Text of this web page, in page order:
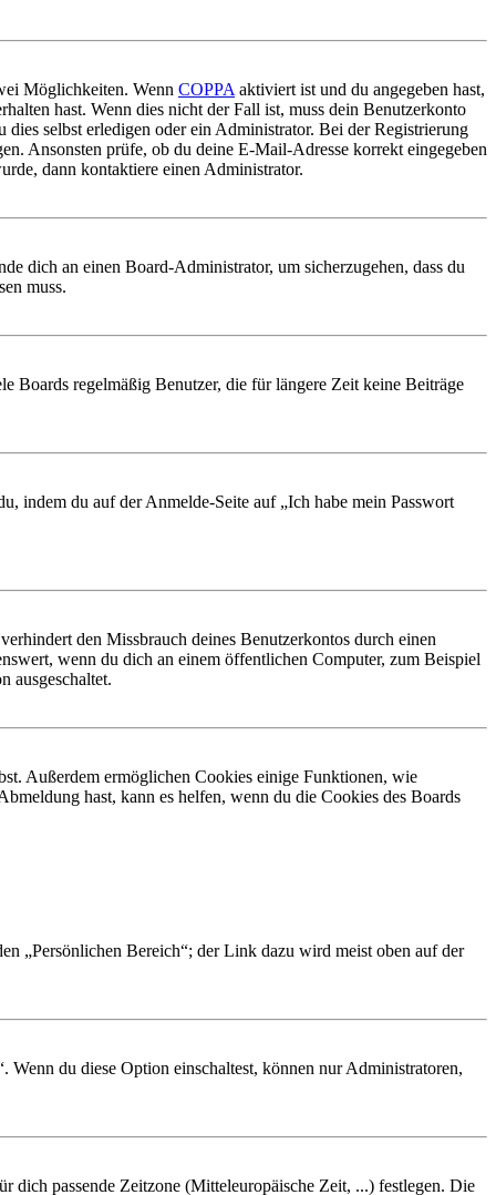
Möglichkeiten. Wenn COPPA aktiviert ist und du angegeben hast,
hast. Wenn dies nicht der Fall ist, muss dein Benutzerkonto
selbst erledigen oder ein Administrator. Bei der Registrierung
Ansonsten prüfe, ob du deine E-Mail-Adresse korrekt eingegeben
dann kontaktiere einen Administrator.
dich an einen Board-Administrator, um sicherzugehen, dass du
muss.
Boards regelmäßig Benutzer, die für längere Zeit keine Beiträge
indem du auf der Anmelde-Seite auf „Ich habe mein Passwort
den Missbrauch deines Benutzerkontos durch einen
wenn du dich an einem öffentlichen Computer, zum Beispiel
ausgeschaltet.
Außerdem ermöglichen Cookies einige Funktionen, wie
hast, kann es helfen, wenn du die Cookies des Boards
„Persönlichen Bereich“; der Link dazu wird meist oben auf der
du diese Option einschaltest, können nur Administratoren,
dich passende Zeitzone (Mitteleuropäische Zeit, ...) festlegen. Die